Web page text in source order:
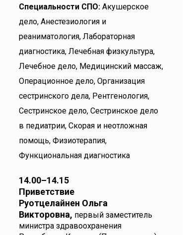
Специальности СПО: Акушерское
дело, Анестезиология и
реаниматология, Лабораторная
диагностика, Лечебная физкультура,
Лечебное дело, Медицинский массаж,
Операционное дело, Организация
сестринского дела, Рентгенология,
Сестринское дело, Сестринское дело
в педиатрии, Скорая и неотложная
помощь, Физиотерапия,
Функциональная диагностика
14.00–14.15
Приветствие
Руотцелайнен Ольга
Викторовна, первый заместитель
министра здравоохранения